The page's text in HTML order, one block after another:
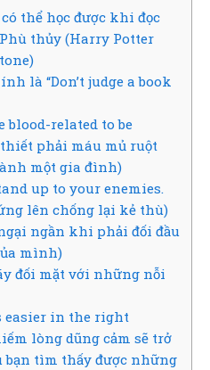
thể học được khi đọc
thủy (Harry Potter
là “Don’t judge a book
blood-related to be
phải máu mủ ruột
một gia đình)
up to your enemies.
lên chống lại kẻ thù)
ngần khi phải đối đầu
mình)
đối mặt với những nỗi
easier in the right
lòng dũng cảm sẽ trở
bạn tìm thấy được những